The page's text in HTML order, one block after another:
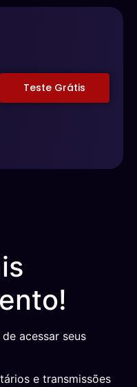
Teste Grátis
acessar seus
e transmissões